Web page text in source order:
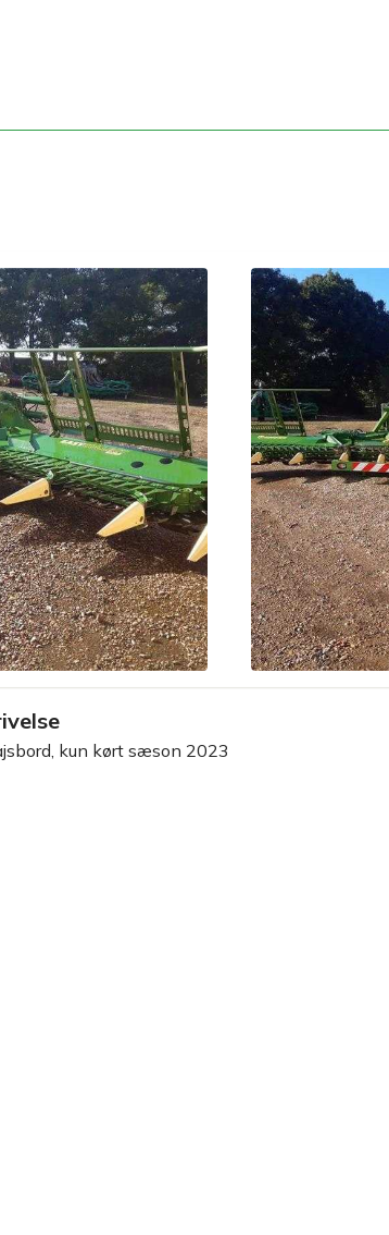
kun kørt sæson 2023